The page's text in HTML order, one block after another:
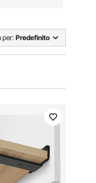
per: Predefinito